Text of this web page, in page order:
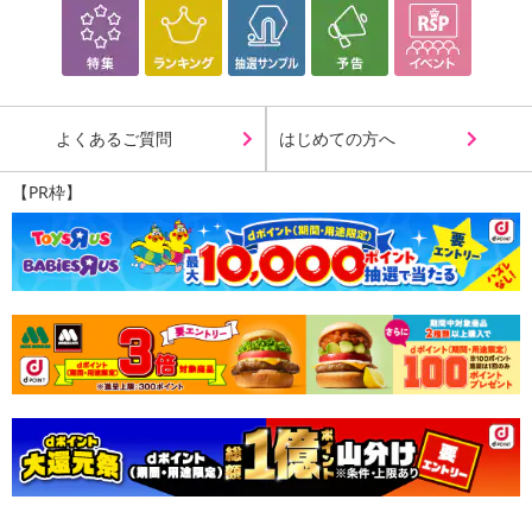
よくあるご質問 はじめての方へ
【PR枠】